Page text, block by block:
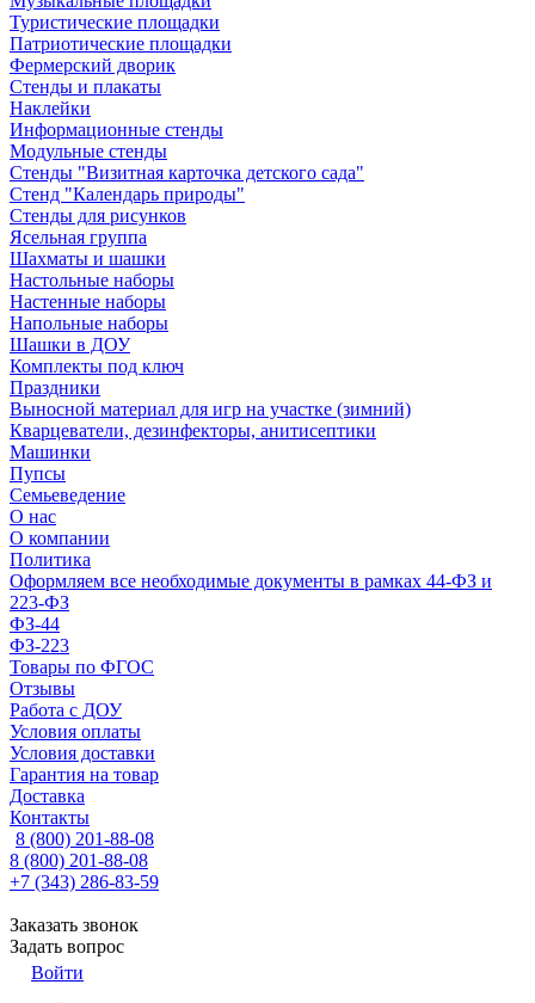
Туристические площадки
Патриотические площадки
Фермерский дворик
Стенды и плакаты
Наклейки
Информационные стенды
Модульные стенды
Стенды "Визитная карточка детского сада"
Стенд "Календарь природы"
Стенды для рисунков
Ясельная группа
Шахматы и шашки
Настольные наборы
Настенные наборы
Напольные наборы
Шашки в ДОУ
Комплекты под ключ
Праздники
Выносной материал для игр на участке (зимний)
Кварцеватели, дезинфекторы, анитисептики
Машинки
Пупсы
Семьеведение
О нас
О компании
Политика
Оформляем все необходимые документы в рамках 44-ФЗ и
223-ФЗ
ФЗ-44
ФЗ-223
Товары по ФГОС
Отзывы
Работа с ДОУ
Условия оплаты
Условия доставки
Гарантия на товар
Доставка
Контакты
8 (800) 201-88-08
8 (800) 201-88-08
+7 (343) 286-83-59
Заказать звонок
Задать вопрос
Войти